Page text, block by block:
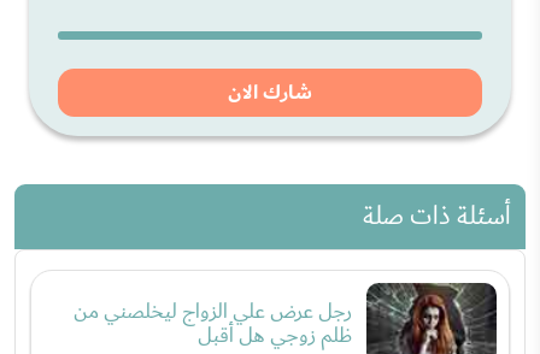
شارك الان
أسئلة ذات صلة
رجل عرض علي الزواج ليخلصني من
ظلم زوجي هل أقبل